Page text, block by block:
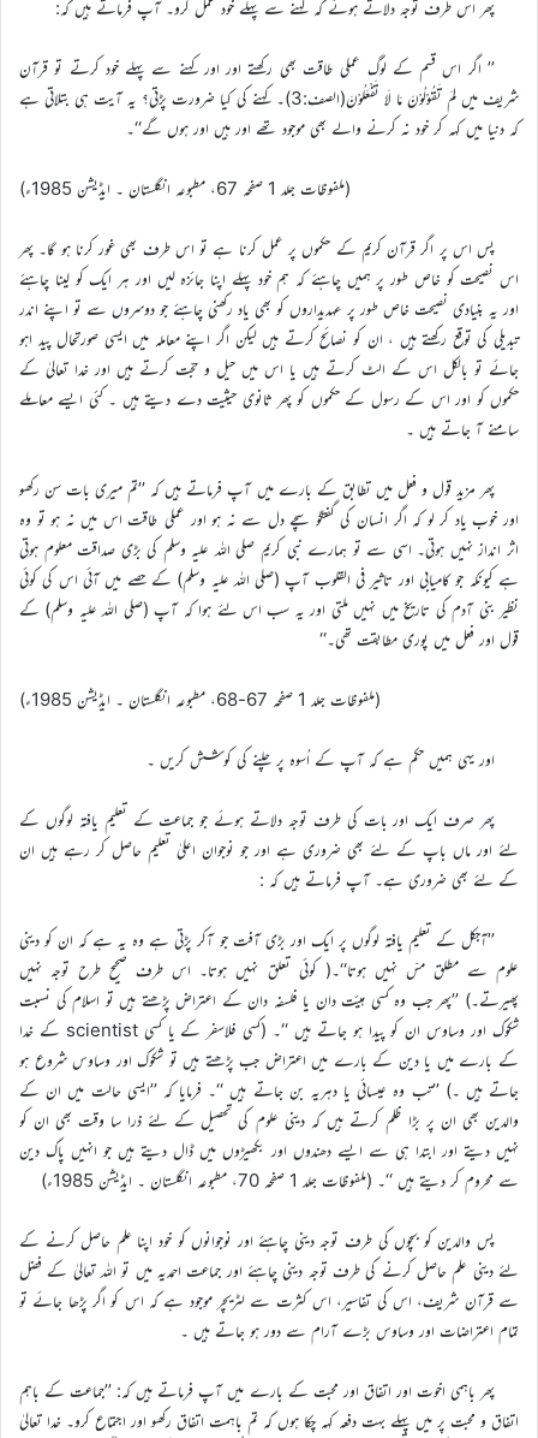
پھر اس طرف توجہ دلاتے ہوئے کہ کہنے سے پہلے خود عمل کرو۔ آپ فرماتے ہیں کہ:
’’ اگر اس قسم کے لوگ عملی طاقت بھی رکھتے اور اور کہنے سے پہلے خود کرتے تو قرآن
شریف میں لِمَ تَقُوْلُوْنَ مَا لَا تَفْعَلُوْنَ(الصف:3)۔ کہنے کی کیا ضرورت پڑتی؟ یہ آیت ہی بتلاتی ہے
کہ دنیا میں کہہ کر خود نہ کرنے والے بھی موجود تھے اور ہیں اور ہوں گے‘‘۔
(ملفوظات جلد 1 صفحہ 67، مطبوعہ انگلستان ۔ ایڈیشن 1985ء)
پس اس پر اگر قرآن کریم کے حکموں پر عمل کرنا ہے تو اس طرف بھی غور کرنا ہو گا۔ پھر
اس نصیحت کو خاص طور پر ہمیں چاہئے کہ ہم خود پہلے اپنا جائزہ لیں اور ہر ایک کو لینا چاہئے
اور یہ بنیادی نصیحت خاص طور پر عہدیداروں کو بھی یاد رکھنی چاہئے جو دوسروں سے تو اپنے اندر
تبدیلی کی توقع رکھتے ہیں ، ان کو نصائح کرتے ہیں لیکن اگر اپنے معاملہ میں ایسی صورتحال پید اہو
جائے تو بالکل اس کے الٹ کرتے ہیں یا اس میں حیل و حجّت کرتے ہیں اور خدا تعالیٰ کے
حکموں کو اور اس کے رسول کے حکموں کو پھر ثانوی حیثیت دے دیتے ہیں ۔ کئی ایسے معاملے
سامنے آ جاتے ہیں ۔
پھر مزید قول و فعل میں تطابق کے بارے میں آپ فرماتے ہیں کہ ’’تم میری بات سن رکھو
اور خوب یاد کر لو کہ اگر انسان کی گفتگو سچے دل سے نہ ہو اور عملی طاقت اس میں نہ ہو تو وہ
اثر انداز نہیں ہوتی۔ اسی سے تو ہمارے نبی کریم صلی اللہ علیہ وسلم کی بڑی صداقت معلوم ہوتی
ہے کیونکہ جو کامیابی اور تاثیر فی القلوب آپ (صلی اللہ علیہ وسلم) کے حصے میں آئی اس کی کوئی
نظیر بنی آدم کی تاریخ میں نہیں ملتی اور یہ سب اس لئے ہوا کہ آپ (صلی اللہ علیہ وسلم) کے
قول اور فعل میں پوری مطابقت تھی۔‘‘
(ملفوظات جلد 1 صفحہ 67-68، مطبوعہ انگلستان ۔ ایڈیشن 1985ء)
اور یہی ہمیں حکم ہے کہ آپ کے اُسوہ پر چلنے کی کوشش کریں ۔
پھر صرف ایک اور بات کی طرف توجہ دلاتے ہوئے جو جماعت کے تعلیم یافتہ لوگوں کے
لئے اور ماں باپ کے لئے بھی ضروری ہے اور جو نوجوان اعلیٰ تعلیم حاصل کر رہے ہیں ان
کے لئے بھی ضروری ہے۔ آپ فرماتے ہیں کہ :
’’آجکل کے تعلیم یافتہ لوگوں پر ایک اور بڑی آفت جو آکر پڑتی ہے وہ یہ ہے کہ ان کو دینی
علوم سے مطلق مسّ نہیں ہوتا‘‘۔( کوئی تعلق نہیں ہوتا۔ اس طرف صحیح طرح توجہ نہیں
پھیرتے۔) ’’پھر جب وہ کسی ہیئت دان یا فلسفہ دان کے اعتراض پڑھتے ہیں تو اسلام کی نسبت
شکوک اور وساوس ان کو پیدا ہو جاتے ہیں ‘‘۔ (کسی فلاسفر کے یا کسی scientist کے خدا
کے بارے میں یا دین کے بارے میں اعتراض جب پڑھتے ہیں تو شکوک اور وساوس شروع ہو
جاتے ہیں ۔) ’’تب وہ عیسائی یا دہریہ بن جاتے ہیں ‘‘۔ فرمایا کہ ’’ایسی حالت میں ان کے
والدین بھی ان پر بڑا ظلم کرتے ہیں کہ دینی علوم کی تحصیل کے لئے ذرا سا وقت بھی ان کو
نہیں دیتے اور ابتدا ہی سے ایسے دھندوں اور بکھیڑوں میں ڈال دیتے ہیں جو انہیں پاک دین
سے محروم کر دیتے ہیں ‘‘۔ (ملفوظات جلد 1 صفحہ 70، مطبوعہ انگلستان ۔ ایڈیشن 1985ء)
پس والدین کو بچوں کی طرف توجہ دینی چاہئے اور نوجوانوں کو خود اپنا علم حاصل کرنے کے
لئے دینی علم حاصل کرنے کی طرف توجہ دینی چاہئے اور جماعت احمدیہ میں تو اللہ تعالیٰ کے فضل
سے قرآن شریف، اس کی تفاسیر، اس کثرت سے لٹریچر موجود ہے کہ اس کو اگر پڑھا جائے تو
تمام اعتراضات اور وساوس بڑے آرام سے دور ہو جاتے ہیں ۔
پھر باہمی اخوت اور اتفاق اور محبت کے بارے میں آپ فرماتے ہیں کہ: ’’جماعت کے باہم
اتفاق و محبت پر میں پہلے بہت دفعہ کہہ چکا ہوں کہ تم باہمت اتفاق رکھو اور اجتماع کرو۔ خدا تعالیٰ